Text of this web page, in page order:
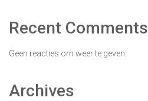
Recent Comments
Geen reacties om weer te geven.
Archives